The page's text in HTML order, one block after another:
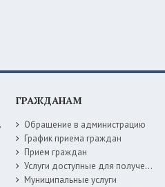
ГРАЖДАНАМ
Обращение в администрацию
График приема граждан
Прием граждан
Услуги доступные для получения в электронной форме
Муниципальные услуги